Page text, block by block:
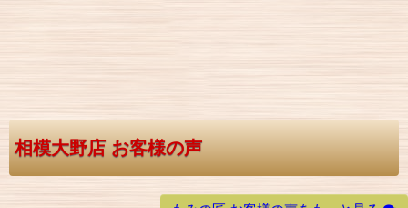
相模大野店 お客様の声